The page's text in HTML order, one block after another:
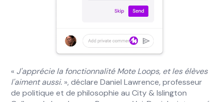
« J'apprécie la fonctionnalité Mote Loops, et les élèves
l'aiment aussi. », déclare Daniel Lawrence, professeur
de politique et de philosophie au City & Islington